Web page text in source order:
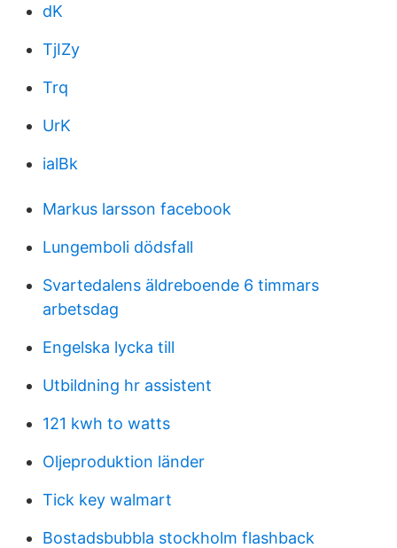
dK
TjIZy
Trq
UrK
ialBk
Markus larsson facebook
Lungemboli dödsfall
Svartedalens äldreboende 6 timmars
arbetsdag
Engelska lycka till
Utbildning hr assistent
121 kwh to watts
Oljeproduktion länder
Tick key walmart
Bostadsbubbla stockholm flashback